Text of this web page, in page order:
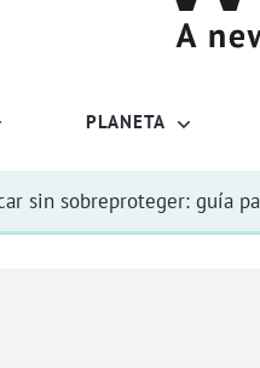
PLANETA
sin sobreproteger: guía